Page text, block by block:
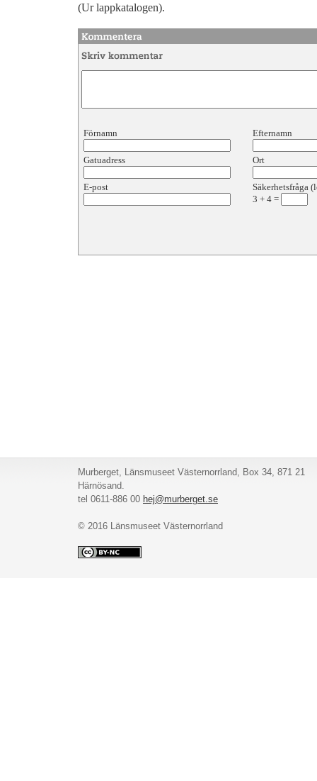
(Ur lappkatalogen).
Förnamn Efternamn
Gatuadress Ort
E-post
Säkerhetsfråga
3 + 4 =
Murberget, Länsmuseet Västernorrland, Box 34, 871 21
Härnösand.
tel 0611-886 00 hej@murberget.se
© 2016 Länsmuseet Västernorrland